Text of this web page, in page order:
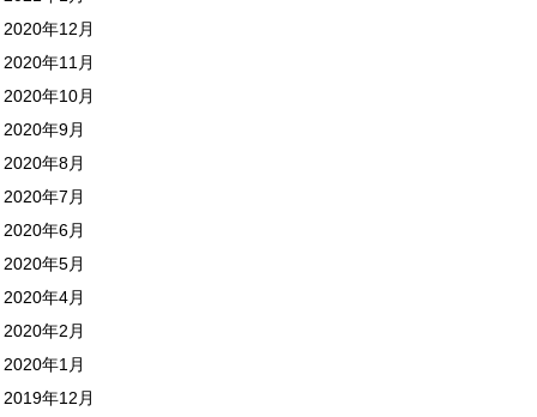
2020年12月
2020年11月
2020年10月
2020年9月
2020年8月
2020年7月
2020年6月
2020年5月
2020年4月
2020年2月
2020年1月
2019年12月